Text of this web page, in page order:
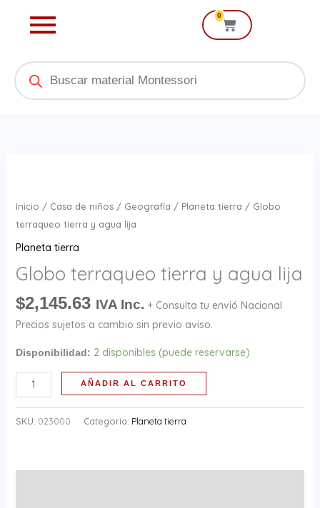
0
Cart
Products
search
Inicio / Casa de niños/ Geografía / Planeta tierra / Globo
terraqueo tierra y agua lija
Planeta tierra
Globo terraqueo tierra y agua lija
$2,145.63 IVA Inc. + Consulta tu envió Nacional
Precios sujetos a cambio sin previo aviso.
Disponibilidad: 2 disponibles (puede reservarse)
tierra
y
cantidad
AÑADIR AL CARRITO
SKU: 023000 Categoría: Planeta tierra